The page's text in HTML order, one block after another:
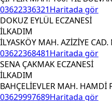
03622336321Haritada gör
DOKUZ EYLÜL ECZANESİ
İLKADIM
İLYASKÖY MAH. AZİZİYE
03622368481Haritada gör
SENA ÇAKMAK ECZANESİ
İLKADIM
BAHÇELİEVLER MAH. HAMDİ
03629997689Haritada gör